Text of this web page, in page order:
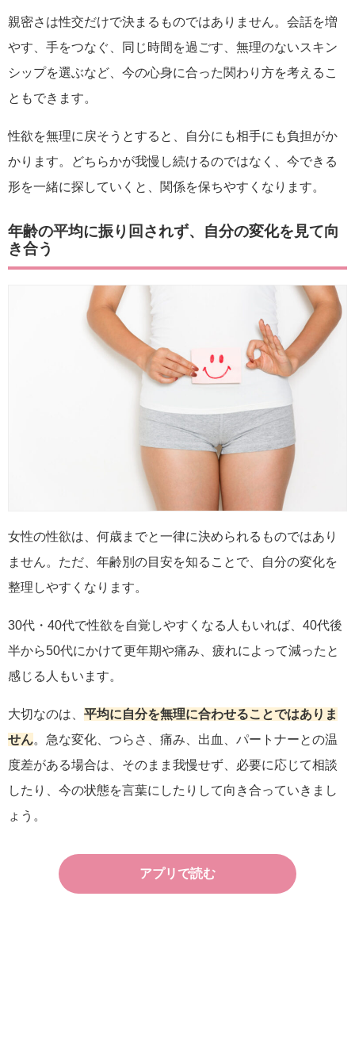
親密さは性交だけで決まるものではありません。会話を増
やす、手をつなぐ、同じ時間を過ごす、無理のないスキン
シップを選ぶなど、今の心身に合った関わり方を考えるこ
ともできます。
性欲を無理に戻そうとすると、自分にも相手にも負担がか
かります。どちらかが我慢し続けるのではなく、今できる
形を一緒に探していくと、関係を保ちやすくなります。
年齢の平均に振り回されず、自分の変化を見て向
き合う
女性の性欲は、何歳までと一律に決められるものではあり
ません。ただ、年齢別の目安を知ることで、自分の変化を
整理しやすくなります。
30代・40代で性欲を自覚しやすくなる人もいれば、40代後
半から50代にかけて更年期や痛み、疲れによって減ったと
感じる人もいます。
大切なのは、 平均に自分を無理に合わせることではありま
せん。急な変化、つらさ、痛み、出血、パートナーとの温
度差がある場合は、そのまま我慢せず、必要に応じて相談
したり、今の状態を言葉にしたりして向き合っていきまし
ょう。
アプリで読む